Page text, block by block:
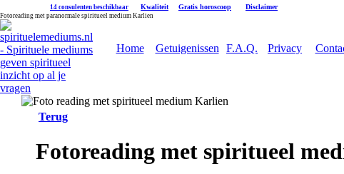
14 consulenten beschikbaar Kwaliteit Gratis horoscoop Disclaimer
Fotoreading met paranormale spiritueel medium Karlien
Home Getuigenissen F.A.Q. Privacy
Terug
Fotoreading met spiritueel